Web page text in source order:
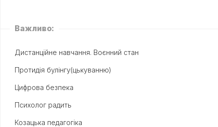
Важливо:
Дистанційне навчання. Воєнний стан
Протидія булінгу(цькуванню)
Цифрова безпека
Психолог радить
Козацька педагогіка